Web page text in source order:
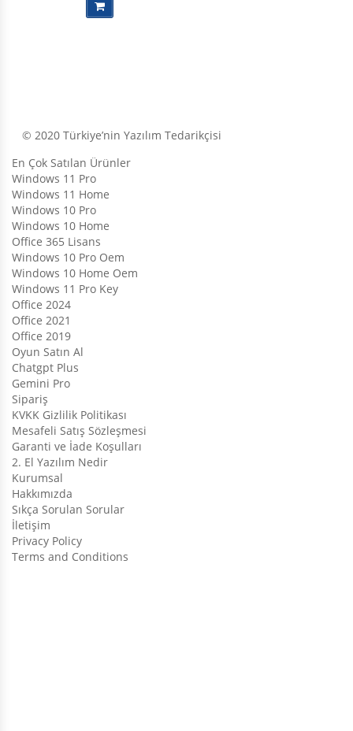
© 2020 Türkiye’nin Yazılım Tedarikçisi
En Çok Satılan Ürünler
Windows 11 Pro
Windows 11 Home
Windows 10 Pro
Windows 10 Home
Office 365 Lisans
Windows 10 Pro Oem
Windows 10 Home Oem
Windows 11 Pro Key
Office 2024
Office 2021
Office 2019
Oyun Satın Al
Chatgpt Plus
Gemini Pro
Sipariş
KVKK Gizlilik Politikası
Mesafeli Satış Sözleşmesi
Garanti ve İade Koşulları
2. El Yazılım Nedir
Kurumsal
Hakkımızda
Sıkça Sorulan Sorular
İletişim
Privacy Policy
Terms and Conditions